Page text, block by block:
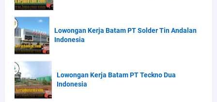
Lowongan Kerja Batam PT Solder Tin Andalan
Indonesia
Lowongan Kerja Batam PT Teckno Dua
Indonesia